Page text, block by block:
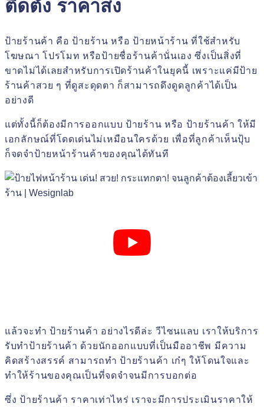
ติดตั้ง ราคาส่ง
ป้ายร้านค้า คือ ป้ายร้าน หรือ ป้ายหน้าร้าน ที่ใช้สำหรับ
โฆษณา โปรโมท หรือป้ายชื่อร้านค้านั่นเอง ซึ่งเป็นสิ่งที่
ขาดไม่ได้เลยสำหรับการเปิดร้านค้าในยุคนี้ เพราะแค่มีป้าย
ร้านค้าสวย ๆ ที่ดูสะดุดตา ก็สามารถดึงดูดลูกค้าได้เป็น
อย่างดี
แต่ทั้งนี้ก็ต้องมีการออกแบบ ป้ายร้าน หรือ ป้ายร้านค้า ให้มี
เอกลักษณ์ที่โดดเด่นไม่เหมือนใครด้วย เพื่อที่ลูกค้าเห็นปุ้บ
ก็จดจำป้ายหน้าร้านค้าของคุณได้ทันที
แล้วจะทำ ป้ายร้านค้า อย่างไรดีล่ะ วีไซนแลบ เราให้บริการ
รับทำป้ายร้านค้า ด้วยนักออกแบบที่เป็นมืออาชีพ มีความ
คิดสร้างสรรค์ สามารถทำป้ายร้านค้า เก๋ๆ ให้โดนใจและ
ทำให้ร้านของคุณเป็นที่จดจำจนมีการบอกต่อ
ซึ่งป้ายร้านค้า ราคาเท่าไหร่ เราจะมีการประเมินราคาให้